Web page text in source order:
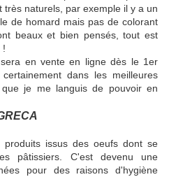
naturels, par exemple il y a un
de homard mais pas de colorant
beaux et bien pensés, tout est
!
en vente en ligne dès le 1er
dans les meilleures
je me languis de pouvoir en
issus des oeufs dont se
pâtissiers. C'est devenu une
pour des raisons d'hygiène